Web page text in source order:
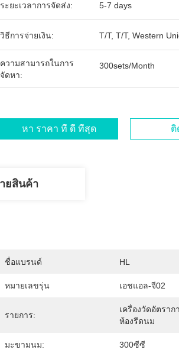
ระยะเวลาการจัดส่ง: 5-7 days
วิธีการจ่ายเงิน: T/T, T/T, Western
ความสามารถในการ
จัดหา:
300sets/Month
หา ราคา ที่ ดี ที่สุด ติ
ยสินค้า
ชื่อแบรนด์ HL
หมายเลขรุ่น เอชแอล-จี02
รายการ:
เครื่องวัดอัตรา
ห้องรีดนม
มะขามนม: 300ซีซี